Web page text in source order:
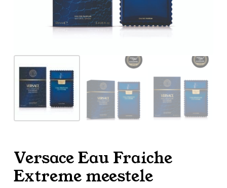
Versace Eau Fraiche
Extreme meestele